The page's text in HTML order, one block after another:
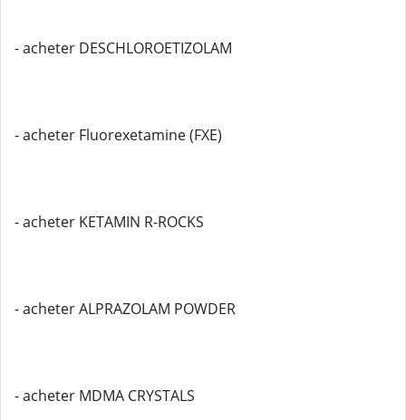
- acheter DESCHLOROETIZOLAM
- acheter Fluorexetamine (FXE)
- acheter KETAMIN R-ROCKS
- acheter ALPRAZOLAM POWDER
- acheter MDMA CRYSTALS